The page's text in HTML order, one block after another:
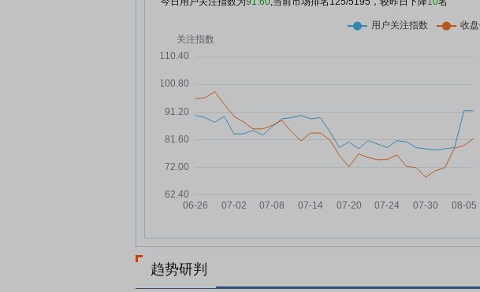
光库科技8月5日开盘跌幅达5%
08-05
入
A股，最新利好来了！8月新一轮
08-04
A股“股王”单日市值暴涨超330
08-04
06-25
06-25
趋势研判